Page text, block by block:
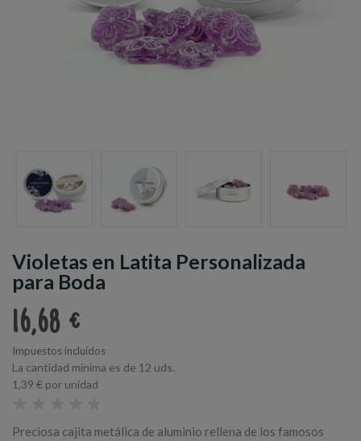
Violetas en Latita Personalizada
para Boda
16,68 €
Impuestos incluidos
La cantidad mínima es de 12 uds.
1,39 € por unidad
Preciosa cajita metálica de aluminio rellena de los famosos